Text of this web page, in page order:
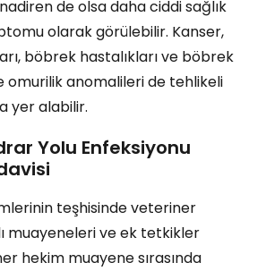
de olsa daha ciddi sağlık
olarak görülebilir. Kanser,
böbrek hastalıkları ve böbrek
omurilik anomalileri de tehlikeli
yer alabilir.
Yolu Enfeksiyonu
teşhisinde veteriner
muayeneleri ve ek tetkikler
hekim muayene sırasında